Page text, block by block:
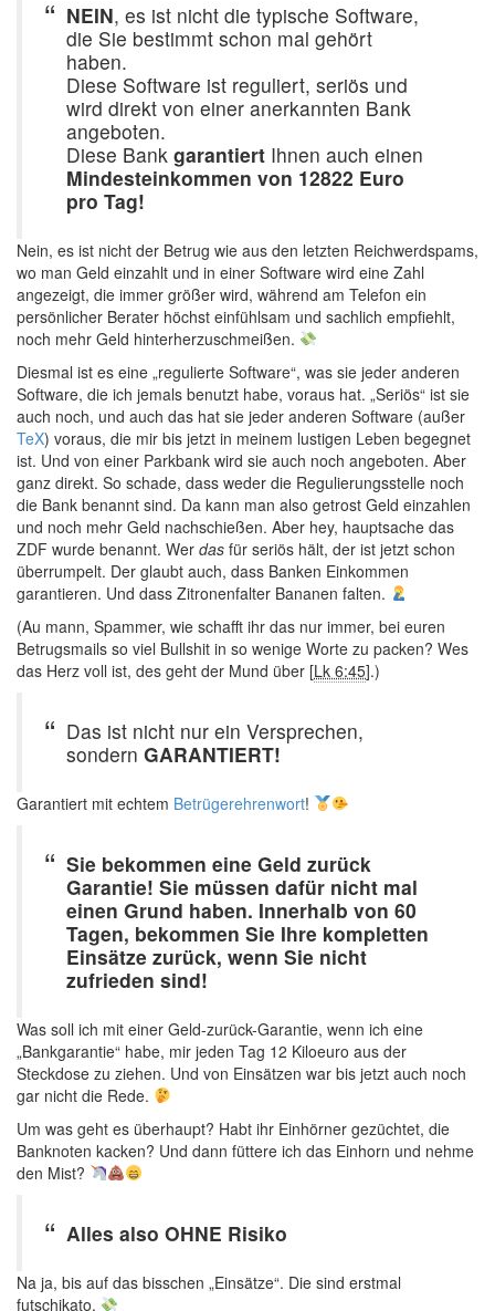
NEIN, es ist nicht die typische Software,
die Sie bestimmt schon mal gehört
haben.
Diese Software ist reguliert, seriös und
wird direkt von einer anerkannten Bank
angeboten.
Diese Bank garantiert Ihnen auch einen
Mindesteinkommen von 12822 Euro
pro Tag!
Nein, es ist nicht der Betrug wie aus den letzten Reichwerdspams,
wo man Geld einzahlt und in einer Software wird eine Zahl
angezeigt, die immer größer wird, während am Telefon ein
persönlicher Berater höchst einfühlsam und sachlich empfiehlt,
noch mehr Geld hinterherzuschmeißen.
Diesmal ist es eine „regulierte Software“, was sie jeder anderen
Software, die ich jemals benutzt habe, voraus hat. „Seriös“ ist sie
auch noch, und auch das hat sie jeder anderen Software (außer
TeX) voraus, die mir bis jetzt in meinem lustigen Leben begegnet
ist. Und von einer Parkbank wird sie auch noch angeboten. Aber
ganz direkt. So schade, dass weder die Regulierungsstelle noch
die Bank benannt sind. Da kann man also getrost Geld einzahlen
und noch mehr Geld nachschießen. Aber hey, hauptsache das
ZDF wurde benannt. Wer das für seriös hält, der ist jetzt schon
überrumpelt. Der glaubt auch, dass Banken Einkommen
garantieren. Und dass Zitronenfalter Bananen falten.
(Au mann, Spammer, wie schafft ihr das nur immer, bei euren
Betrugsmails so viel Bullshit in so wenige Worte zu packen? Wes
das Herz voll ist, des geht der Mund über [Lk 6:45].)
Das ist nicht nur ein Versprechen,
sondern GARANTIERT!
Garantiert mit echtem Betrügerehrenwort!
Sie bekommen eine Geld zurück
Garantie! Sie müssen dafür nicht mal
einen Grund haben. Innerhalb von 60
Tagen, bekommen Sie Ihre kompletten
Einsätze zurück, wenn Sie nicht
zufrieden sind!
Was soll ich mit einer Geld-zurück-Garantie, wenn ich eine
„Bankgarantie“ habe, mir jeden Tag 12 Kiloeuro aus der
Steckdose zu ziehen. Und von Einsätzen war bis jetzt auch noch
gar nicht die Rede.
Um was geht es überhaupt? Habt ihr Einhörner gezüchtet, die
Banknoten kacken? Und dann füttere ich das Einhorn und nehme
den Mist?
Alles also OHNE Risiko
Na ja, bis auf das bisschen „Einsätze“. Die sind erstmal
futschikato.